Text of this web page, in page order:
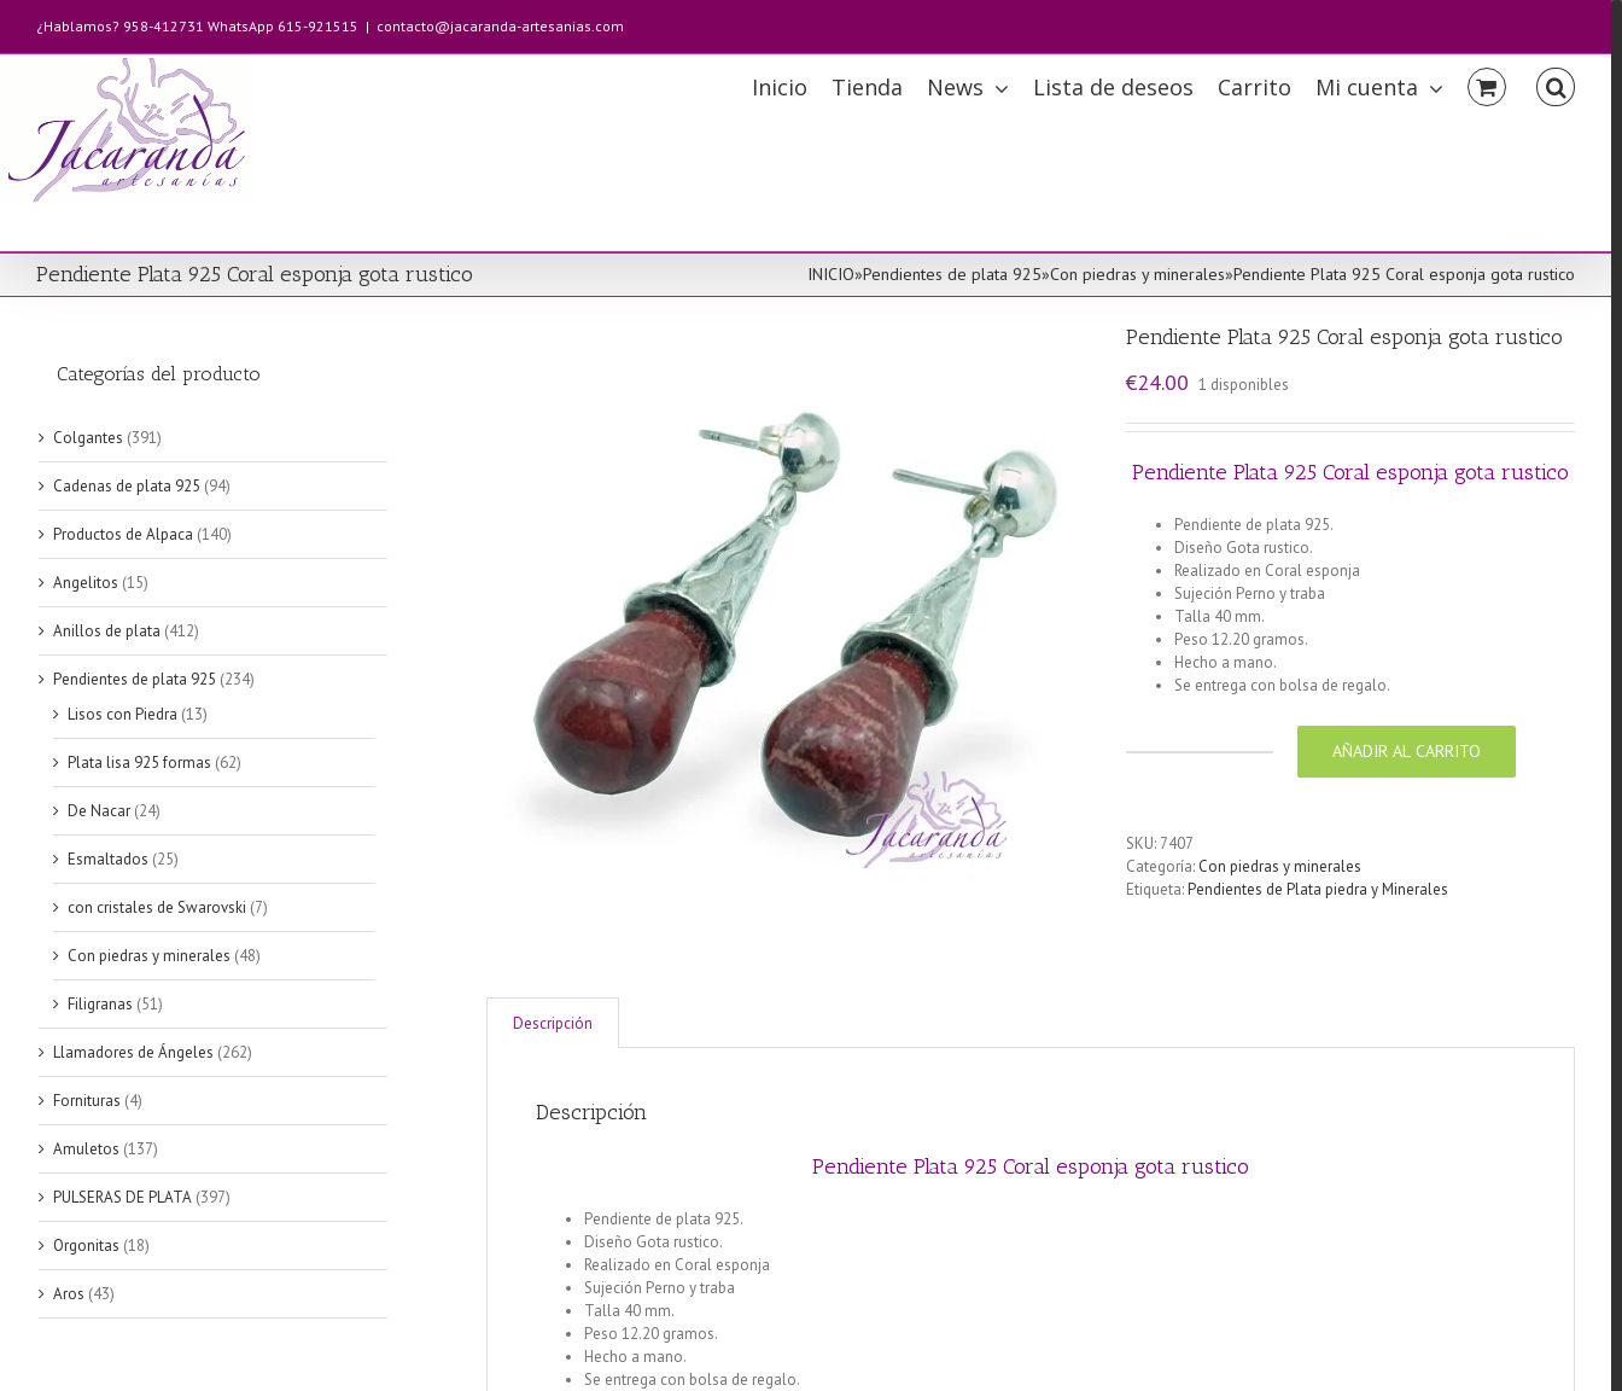
contenido
¿Hablamos? 958-412731 WhatsApp 615-921515 | contacto@jacaranda-artesanias.com
Inicio Tienda News Lista de deseos Carrito Mi cuenta
Pendiente Plata 925 Coral esponja gota rustico INICIO»Pendientes de plata 925»Con piedras y minerales»Pendiente Plata 925 Coral esponja gota rustico
Pendiente Plata 925 Coral esponja gota rustico
€24.00 1 disponibles
Pendiente Plata 925 Coral esponja gota rustico
Pendiente de plata 925.
Diseño Gota rustico.
Realizado en Coral esponja
Sujeción Perno y traba
Talla 40 mm.
Peso 12.20 gramos.
Hecho a mano.
Se entrega con bolsa de regalo.
gota
rustico
AÑADIR AL CARRITO
SKU: 7407
Categoría: Con piedras y minerales
Etiqueta:Pendientes de Plata piedra y Minerales
Descripción
Descripción
Pendiente Plata 925 Coral esponja gota rustico
Pendiente de plata 925.
Diseño Gota rustico.
Realizado en Coral esponja
Sujeción Perno y traba
Talla 40 mm.
Peso 12.20 gramos.
Hecho a mano.
Se entrega con bolsa de regalo.
Categorías del producto
Colgantes (391)
Cadenas de plata 925 (94)
Productos de Alpaca (140)
Angelitos (15)
Anillos de plata (412)
Pendientes de plata 925 (234)
Lisos con Piedra (13)
Plata lisa 925 formas (62)
De Nacar (24)
Esmaltados (25)
con cristales de Swarovski (7)
Con piedras y minerales (48)
Filigranas (51)
Llamadores de Ángeles (262)
Fornituras (4)
Amuletos (137)
PULSERAS DE PLATA (397)
Orgonitas (18)
Aros (43)